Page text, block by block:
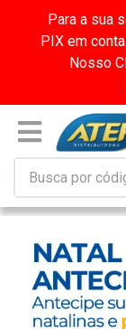
Para a sua
PIX em
Nosso